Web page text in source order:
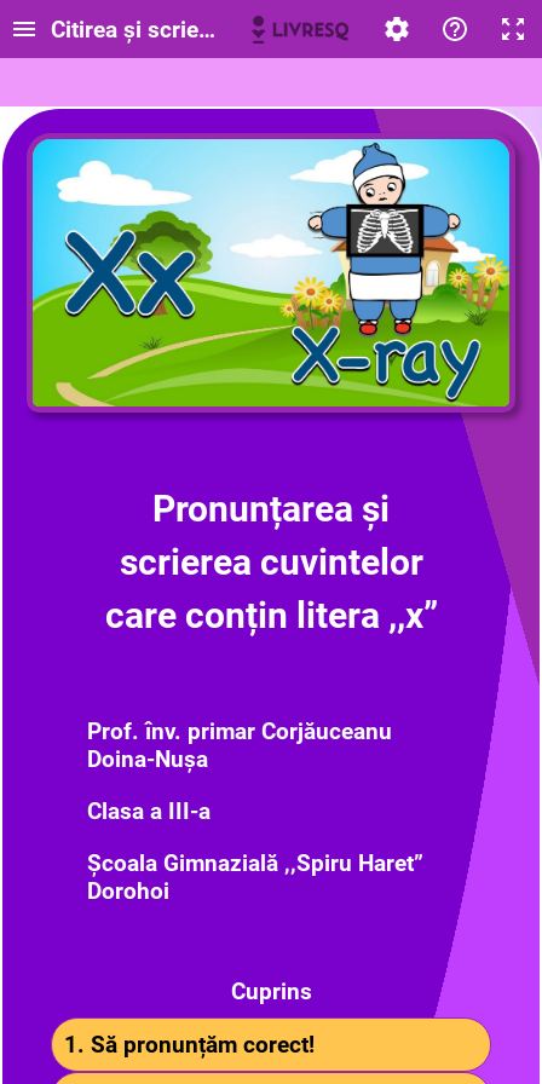
Citirea și scrierea cuvintelor care conțin litera
Pronunțarea și
scrierea cuvintelor
care conțin litera ,,x”
Prof. înv. primar Corjăuceanu
Doina-Nușa
Clasa a III-a
Școala Gimnazială ,,Spiru Haret”
Dorohoi
Cuprins
1. Să pronunțăm corect!